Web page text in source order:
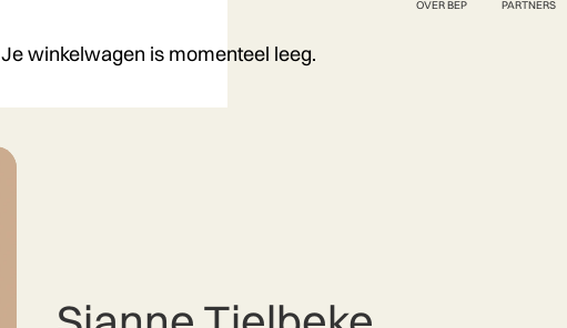
OVER BEP PARTNERS
Je winkelwagen is momenteel leeg.